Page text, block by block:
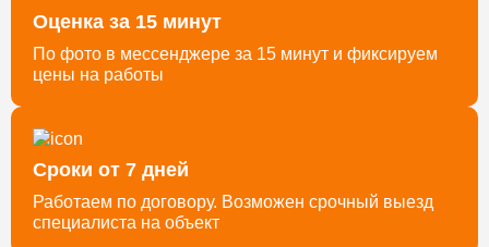
Оценка за 15 минут
По фото в мессенджере за 15 минут и фиксируем
цены на работы
Сроки от 7 дней
Работаем по договору. Возможен срочный выезд
специалиста на объект